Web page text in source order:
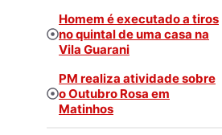
Homem é executado a tiros
no quintal de uma casa na
Vila Guarani
PM realiza atividade sobre
o Outubro Rosa em
Matinhos